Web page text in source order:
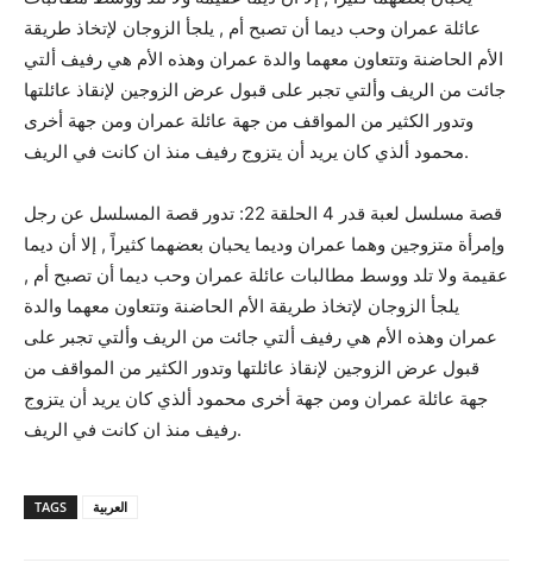
عائلة عمران وحب ديما أن تصبح أم , يلجأ الزوجان لإتخاذ طريقة
الأم الحاضنة وتتعاون معهما والدة عمران وهذه الأم هي رفيف ألتي
جائت من الريف وألتي تجبر على قبول عرض الزوجين لإنقاذ عائلتها
وتدور الكثير من المواقف من جهة عائلة عمران ومن جهة أخرى
محمود ألذي كان يريد أن يتزوج رفيف منذ ان كانت في الريف.
قصة مسلسل لعبة قدر 4 الحلقة 22: تدور قصة المسلسل عن رجل
وإمرأة متزوجين وهما عمران وديما يحبان بعضهما كثيراً , إلا أن ديما
عقيمة ولا تلد ووسط مطالبات عائلة عمران وحب ديما أن تصبح أم ,
يلجأ الزوجان لإتخاذ طريقة الأم الحاضنة وتتعاون معهما والدة
عمران وهذه الأم هي رفيف ألتي جائت من الريف وألتي تجبر على
قبول عرض الزوجين لإنقاذ عائلتها وتدور الكثير من المواقف من
جهة عائلة عمران ومن جهة أخرى محمود ألذي كان يريد أن يتزوج
رفيف منذ ان كانت في الريف.
TAGS العربية